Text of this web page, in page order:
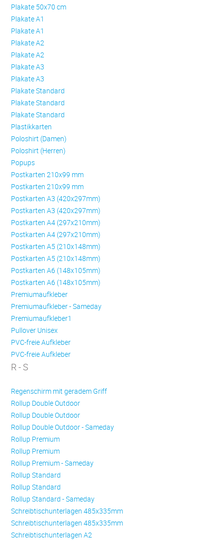
Plakate 50x70 cm
Plakate A1
Plakate A1
Plakate A2
Plakate A2
Plakate A3
Plakate A3
Plakate Standard
Plakate Standard
Plakate Standard
Plastikkarten
Poloshirt (Damen)
Poloshirt (Herren)
Popups
Postkarten 210x99 mm
Postkarten 210x99 mm
Postkarten A3 (420x297mm)
Postkarten A3 (420x297mm)
Postkarten A4 (297x210mm)
Postkarten A4 (297x210mm)
Postkarten A5 (210x148mm)
Postkarten A5 (210x148mm)
Postkarten A6 (148x105mm)
Postkarten A6 (148x105mm)
Premiumaufkleber
Premiumaufkleber - Sameday
Premiumaufkleber1
Pullover Unisex
PVC-freie Aufkleber
PVC-freie Aufkleber
R - S
Regenschirm mit geradem Griff
Rollup Double Outdoor
Rollup Double Outdoor
Rollup Double Outdoor - Sameday
Rollup Premium
Rollup Premium
Rollup Premium - Sameday
Rollup Standard
Rollup Standard
Rollup Standard - Sameday
Schreibtischunterlagen 485x335mm
Schreibtischunterlagen 485x335mm
Schreibtischunterlagen A2